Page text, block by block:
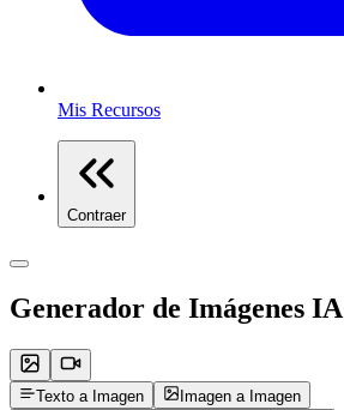
Mis Recursos
Contraer
Generador de Imágenes IA
Texto a Imagen Imagen a Imagen